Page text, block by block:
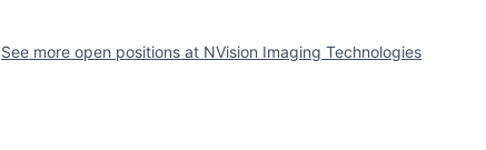
See more open positions at NVision Imaging Technologies